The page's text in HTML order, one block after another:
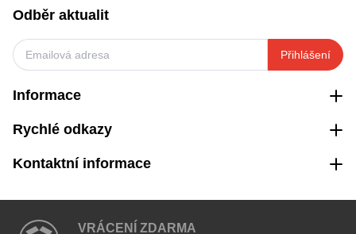
Odběr aktualit
Přihlášení
Informace
Rychlé odkazy
Kontaktní informace
VRÁCENÍ ZDARMA